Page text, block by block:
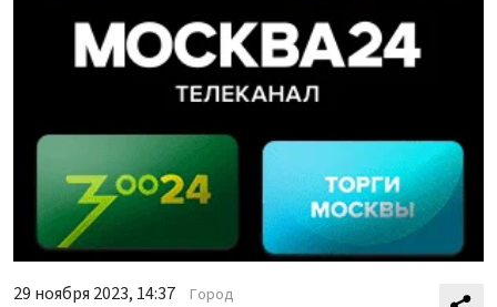
29 ноября 2023, 14:37 Город